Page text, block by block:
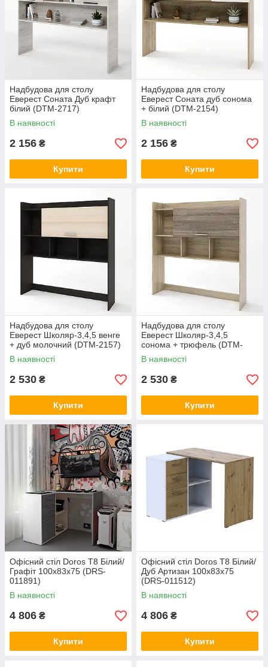
Надбудова для столу
Еверест Соната Дуб крафт
білий (DTM-2717)
В наявності
2 156 ₴
Купити
Надбудова для столу
Еверест Соната дуб сонома
+ білий (DTM-2154)
В наявності
2 156 ₴
Купити
Надбудова для столу
Еверест Школяр-3,4,5 венге
+ дуб молочний (DTM-2157)
В наявності
2 530 ₴
Купити
Надбудова для столу
Еверест Школяр-3,4,5
сонома + трюфель (DTM-
2158)
В наявності
2 530 ₴
Купити
Офісний стіл Doros T8 Білий/
Графіт 100х83х75 (DRS-
011891)
В наявності
4 806 ₴
Купити
Офісний стіл Doros T8 Білий/
Дуб Артизан 100х83х75
(DRS-011512)
В наявності
4 806 ₴
Купити